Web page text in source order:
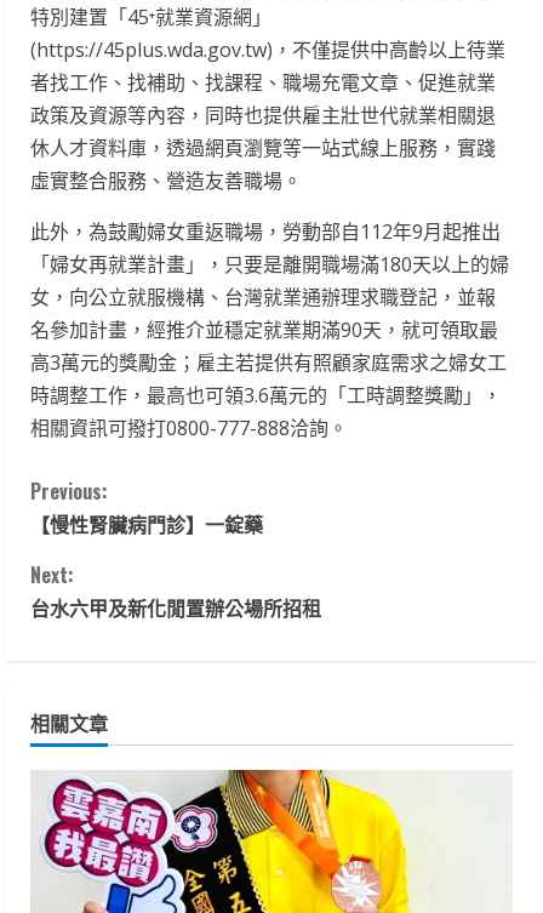
特別建置「45⁺就業資源網」
(https://45plus.wda.gov.tw)，不僅提供中高齡以上待業
者找工作、找補助、找課程、職場充電文章、促進就業
政策及資源等內容，同時也提供雇主壯世代就業相關退
休人才資料庫，透過網頁瀏覽等一站式線上服務，實踐
虛實整合服務、營造友善職場。
此外，為鼓勵婦女重返職場，勞動部自112年9月起推出
「婦女再就業計畫」，只要是離開職場滿180天以上的婦
女，向公立就服機構、台灣就業通辦理求職登記，並報
名參加計畫，經推介並穩定就業期滿90天，就可領取最
高3萬元的獎勵金；雇主若提供有照顧家庭需求之婦女工
時調整工作，最高也可領3.6萬元的「工時調整獎勵」，
相關資訊可撥打0800-777-888洽詢。
C
o
n
i
n
e
Previous:
【慢性腎臟病門診】一錠藥
Next:
台水六甲及新化閒置辦公場所招租
相關文章